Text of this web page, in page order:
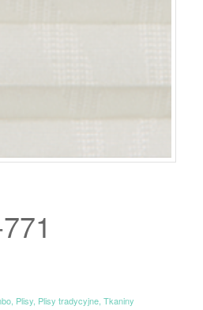
, Plisy, Plisy tradycyjne, Tkaniny